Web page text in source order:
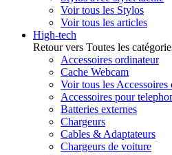
Voir tous les Stylos
Voir tous les articles
High-tech
Retour vers Toutes les
Accessoires ordinateur
Cache Webcam
Voir tous les Accessoires
Accessoires pour
Batteries externes
Chargeurs
Cables & Adaptateurs
Chargeurs de voiture